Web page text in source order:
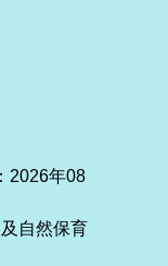
2026年08
自然保育